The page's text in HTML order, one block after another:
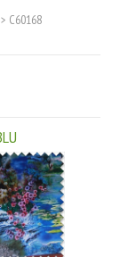
> C60168